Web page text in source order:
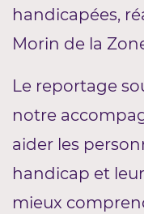
handicapées,
Morin de la
Le reportage
notre
aider les
handicap et
mieux